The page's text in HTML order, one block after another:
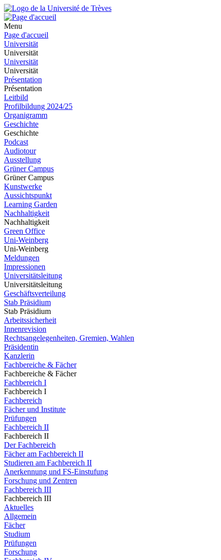
Menu
Page d'accueil
Universität
Universität
Universität
Universität
Présentation
Présentation
Leitbild
Profilbildung 2024/25
Organigramm
Geschichte
Geschichte
Podcast
Audiotour
Ausstellung
Grüner Campus
Grüner Campus
Kunstwerke
Aussichtspunkt
Learning Garden
Nachhaltigkeit
Nachhaltigkeit
Green Office
Uni-Weinberg
Uni-Weinberg
Meldungen
Impressionen
Universitätsleitung
Universitätsleitung
Geschäftsverteilung
Stab Präsidium
Stab Präsidium
Arbeitssicherheit
Innenrevision
Rechtsangelegenheiten, Gremien, Wahlen
Präsidentin
Kanzlerin
Fachbereiche & Fächer
Fachbereiche & Fächer
Fachbereich I
Fachbereich I
Fachbereich
Fächer und Institute
Prüfungen
Fachbereich II
Fachbereich II
Der Fachbereich
Fächer am Fachbereich II
Studieren am Fachbereich II
Anerkennung und FS-Einstufung
Forschung und Zentren
Fachbereich III
Fachbereich III
Aktuelles
Allgemein
Fächer
Studium
Prüfungen
Forschung